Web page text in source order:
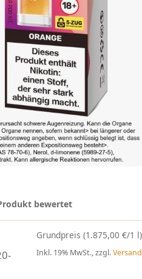
bewertet
(1.875,00 €/1 l)
Inkl. 19% MwSt., zzgl.Versand